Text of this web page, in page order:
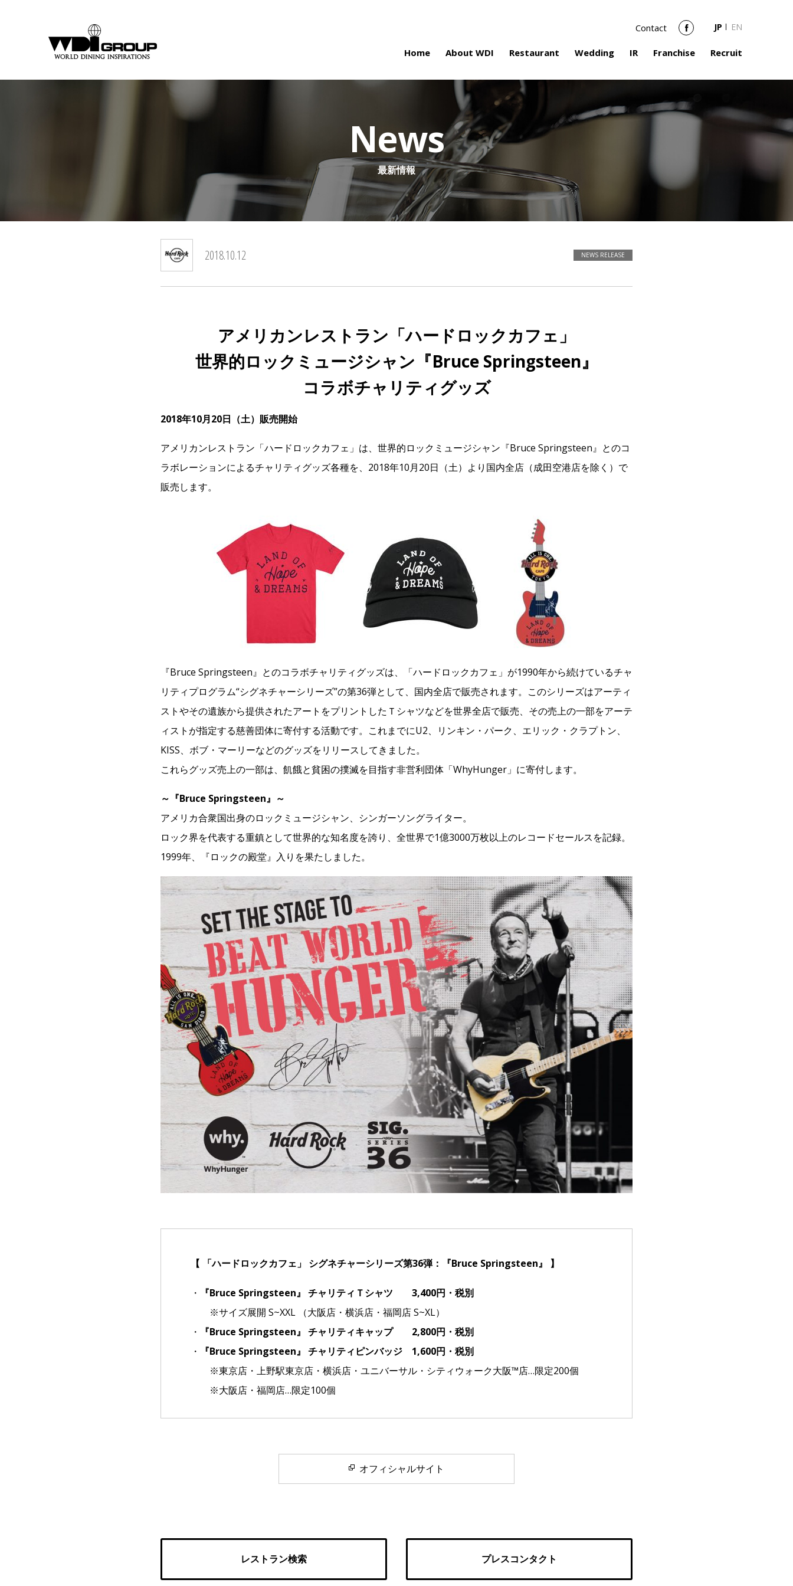
Home About WDI Restaurant Wedding IR Franchise Recruit
Contact Facebook
JP EN
News
最新情報
2018.10.12 NEWS RELEASE
アメリカンレストラン「ハードロックカフェ」
世界的ロックミュージシャン『Bruce Springsteen』
コラボチャリティグッズ
2018年10月20日（土）販売開始
アメリカンレストラン「ハードロックカフェ」は、世界的ロックミュージシャン『Bruce Springsteen』とのコ
ラボレーションによるチャリティグッズ各種を、2018年10月20日（土）より国内全店（成田空港店を除く）で
販売します。
『Bruce Springsteen』とのコラボチャリティグッズは、「ハードロックカフェ」が1990年から続けているチャ
リティプログラム“シグネチャーシリーズ”の第36弾として、国内全店で販売されます。このシリーズはアーティ
ストやその遺族から提供されたアートをプリントしたＴシャツなどを世界全店で販売、その売上の一部をアーテ
ィストが指定する慈善団体に寄付する活動です。これまでにU2、リンキン・パーク、エリック・クラプトン、
KISS、ボブ・マーリーなどのグッズをリリースしてきました。
これらグッズ売上の一部は、飢餓と貧困の撲滅を目指す非営利団体「WhyHunger」に寄付します。
～『Bruce Springsteen』～
アメリカ合衆国出身のロックミュージシャン、シンガーソングライター。
ロック界を代表する重鎮として世界的な知名度を誇り、全世界で1億3000万枚以上のレコードセールスを記録。
1999年、『ロックの殿堂』入りを果たしました。
【 「ハードロックカフェ」 シグネチャーシリーズ第36弾：『Bruce Springsteen』 】
・
『Bruce Springsteen』 チャリティＴシャツ 3,400円・税別
※サイズ展開 S~XXL （大阪店・横浜店・福岡店 S~XL）
・
『Bruce Springsteen』 チャリティキャップ 2,800円・税別
・
『Bruce Springsteen』 チャリティピンバッジ 1,600円・税別
※東京店・上野駅東京店・横浜店・ユニバーサル・シティウォーク大阪™店…限定200個
※大阪店・福岡店…限定100個
オフィシャルサイト
レストラン検索 プレスコンタクト